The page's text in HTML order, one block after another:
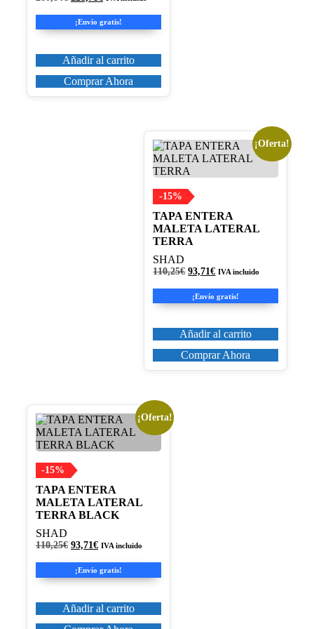
original
era:
actual
es:
¡Envío gratis!
Añadir al carrito
Comprar Ahora
¡Oferta!
-15%
TAPA ENTERA
MALETA LATERAL
TERRA
SHAD
110,25€ El
original
era:
93,71€El
actual
es:
IVA incluido
¡Envío gratis!
Añadir al carrito
Comprar Ahora
¡Oferta!
-15%
TAPA ENTERA
MALETA LATERAL
TERRA BLACK
SHAD
110,25€ El
original
era:
93,71€El
actual
es:
IVA incluido
¡Envío gratis!
Añadir al carrito